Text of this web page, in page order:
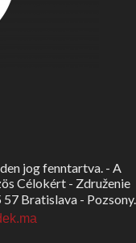
jog fenntartva. - A
Célokért - Združenie
Bratislava - Pozsony.